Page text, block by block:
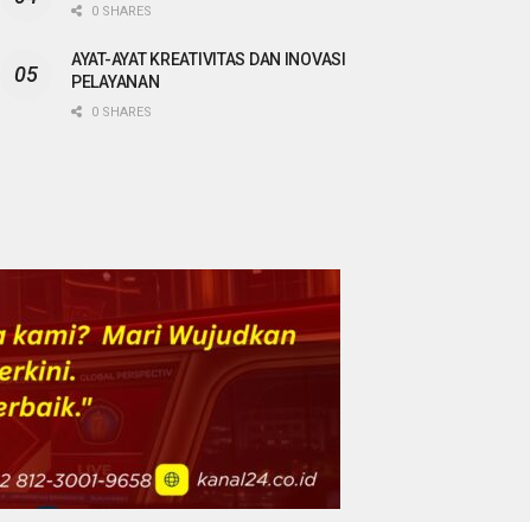
0 SHARES
AYAT-AYAT KREATIVITAS DAN INOVASI
PELAYANAN
0 SHARES